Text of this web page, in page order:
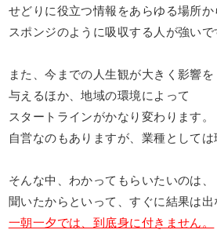
せどりに役立つ情報をあらゆる場所か
スポンジのように吸収する人が強いで
また、今までの人生観が大きく影響を
与えるほか、地域の環境によって
スタートラインがかなり変わります。
自営なのもありますが、業種としては
そんな中、わかってもらいたいのは、
聞いたからといって、すぐに結果は出
一朝一夕では、到底身に付きません。